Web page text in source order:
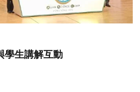
學生講解互動